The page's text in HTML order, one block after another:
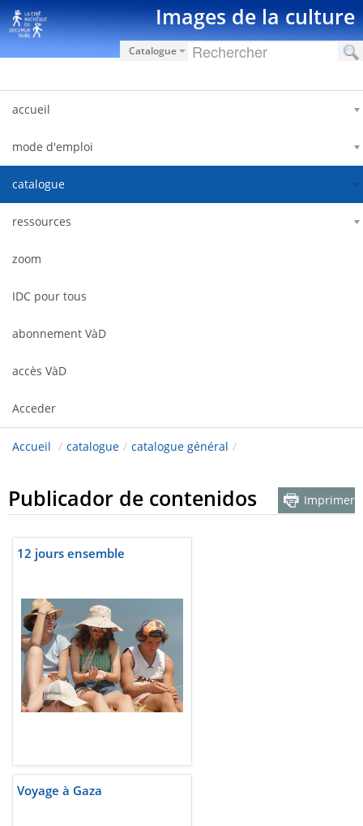
Saltar al contenido Images de la culture
Catalogue
accueil
mode d'emploi
catalogue
ressources
zoom
IDC pour tous
abonnement VàD
accès VàD
Acceder
Accueil / catalogue / catalogue général /
Publicador de contenidos Imprimer
12 jours ensemble
Voyage à Gaza